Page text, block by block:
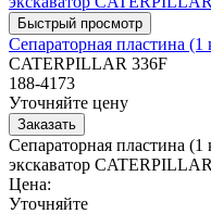
Сепараторная пластина
CATERPILLAR 336F
188-4173
Уточняйте цену
Сепараторная пластина
экскаватор
Цена:
Уточняйте